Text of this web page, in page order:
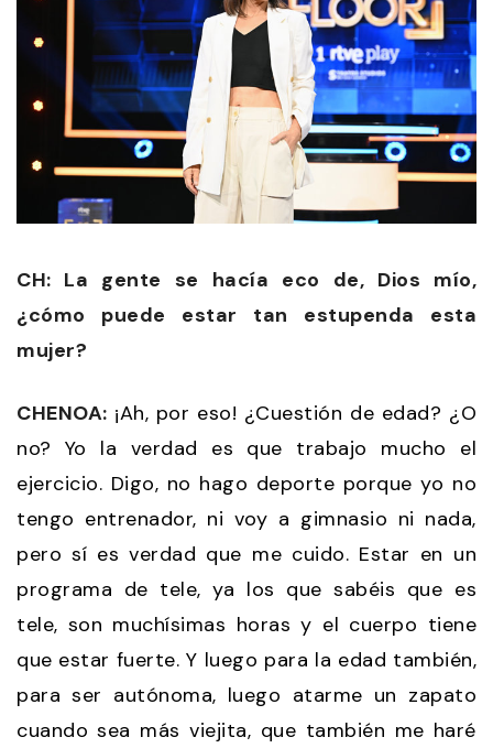
CH: La gente se hacía eco de, Dios mío,
¿cómo puede estar tan estupenda esta
mujer?
CHENOA: ¡Ah, por eso! ¿Cuestión de edad? ¿O
no? Yo la verdad es que trabajo mucho el
ejercicio. Digo, no hago deporte porque yo no
tengo entrenador, ni voy a gimnasio ni nada,
pero sí es verdad que me cuido. Estar en un
programa de tele, ya los que sabéis que es
tele, son muchísimas horas y el cuerpo tiene
que estar fuerte. Y luego para la edad también,
para ser autónoma, luego atarme un zapato
cuando sea más viejita, que también me haré